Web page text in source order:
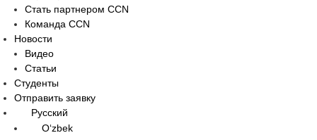
Стать партнером CCN
Команда ССN
Новости
Видео
Статьи
Студенты
Отправить заявку
Русский
Oʻzbek